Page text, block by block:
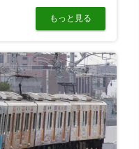
もっと見る